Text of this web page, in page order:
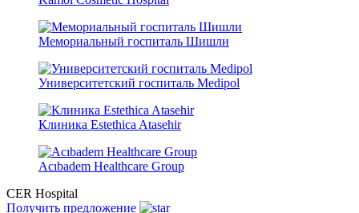
Мемориальный госпиталь Шишли
Университетский госпиталь Medipol
Клиника Estethica Atasehir
Acıbadem Healthcare Group
CER Hospital
Получить предложение